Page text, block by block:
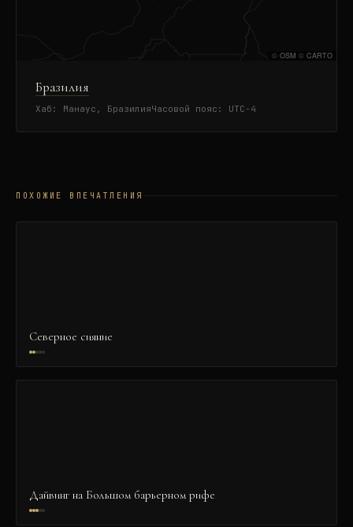
© OSM © CARTO
Бразилия
Хаб: Манаус, БразилияЧасовой пояс: UTC-4
ПОХОЖИЕ ВПЕЧАТЛЕНИЯ
Северное сияние
Дайвинг на Большом барьерном рифе